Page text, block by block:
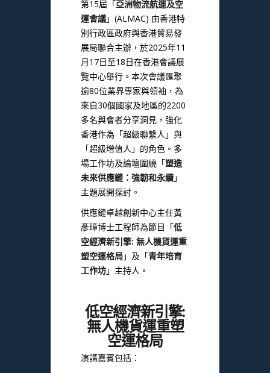
第15屆「亞洲物流航運及空
運會議」(ALMAC) 由香港特
別行政區政府與香港貿易發
展局聯合主辦，於2025年11
月17日至18日在香港會議展
覽中心舉行。本次會議匯聚
逾80位業界專家與領袖，為
來自30個國家及地區的2200
多名與會者分享洞見，強化
香港作為「超級聯繫人」與
「超級增值人」的角色。多
場工作坊及論壇圍繞「塑造
未來供應鏈：強韌和永續」
主題展開探討。
供應鏈卓越創新中心主任黃
彥璋博士工程師為節目「低
空經濟新引擎: 無人機貨運重
塑空運格局」及「青年培育
工作坊」主持人。
低空經濟新引擎:
無人機貨運重塑
空運格局
演講嘉賓包括：